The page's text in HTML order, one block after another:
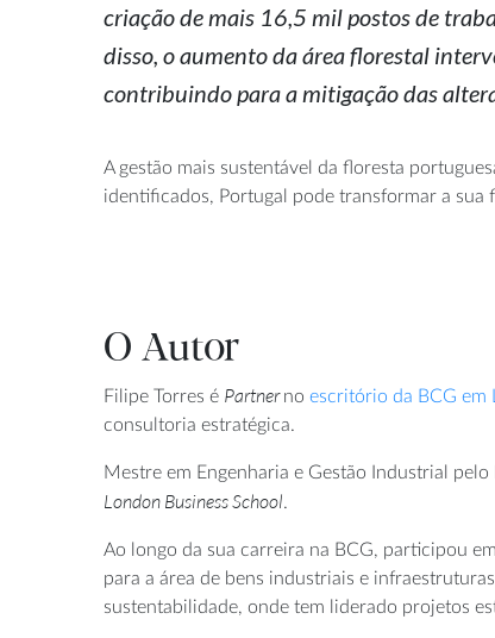
criação de mais 16,5 mil postos de
disso, o aumento da área florestal
contribuindo para a mitigação das
A gestão mais sustentável da floresta
identificados, Portugal pode transformar a
O Autor
Filipe Torres é Partnerno escritório da BCG em
consultoria estratégica.
Mestre em Engenharia e Gestão Industrial
London Business School.
Ao longo da sua carreira na BCG, participou
para a área de bens industriais e
sustentabilidade, onde tem liderado projetos